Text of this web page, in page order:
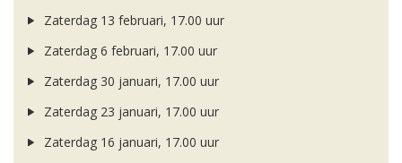
Zaterdag 13 februari, 17.00 uur
Zaterdag 6 februari, 17.00 uur
Zaterdag 30 januari, 17.00 uur
Zaterdag 23 januari, 17.00 uur
Zaterdag 16 januari, 17.00 uur